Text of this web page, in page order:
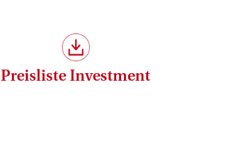
Preisliste Investment